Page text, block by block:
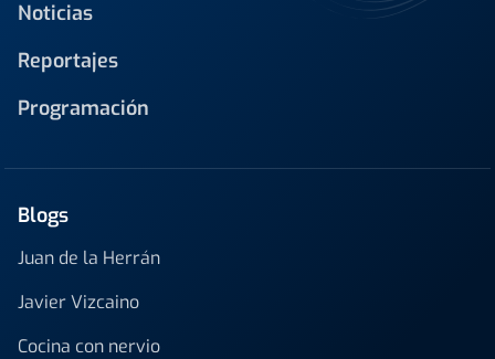
Noticias
Reportajes
Programación
Blogs
Juan de la Herrán
Javier Vizcaino
Cocina con nervio